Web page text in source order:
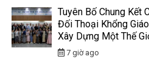
Tuyên Bố Chung Kết
Đối Thoại Khổng
Xây Dựng Một Thế
7 giờ ago